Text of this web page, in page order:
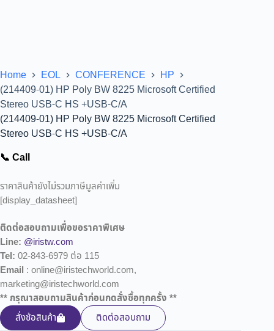
Home EOL CONFERENCE
HP
(214409-01) HP Poly BW 8225 Microsoft Certified
Stereo USB-C HS +USB-C/A
(214409-01) HP Poly BW 8225 Microsoft Certified
Stereo USB-C HS +USB-C/A
📞 Call
ราคาสินค้ายังไม่รวมภาษีมูลค่าเพิ่ม
[display_datasheet]
ติดต่อสอบถามเพื่อขอราคาพิเศษ
Line: @iristw.com
Tel: 02-843-6979 ต่อ 115
Email : online@iristechworld.com,
marketing@iristechworld.com
** กรุณาสอบถามสินค้าก่อนกดสั่งซื้อทุกครั้ง **
สั่งซ้อสินค้า
ติดต่อสอบถาม